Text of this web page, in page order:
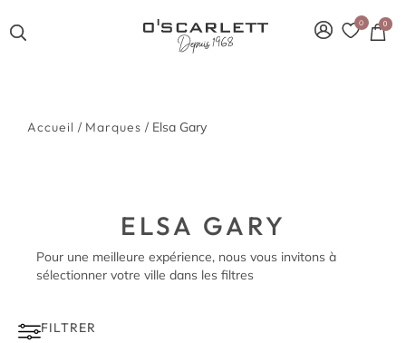
0 0
Accueil / Marques / Elsa Gary
ELSA GARY
Pour une meilleure expérience, nous vous invitons à
sélectionner votre ville dans les filtres
FILTRER